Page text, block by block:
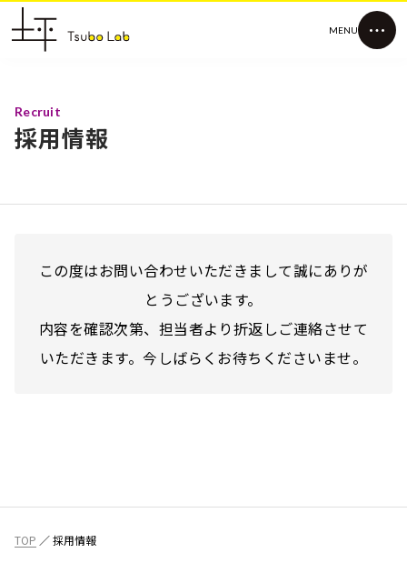
MENU
Recruit
採用情報
この度はお問い合わせいただきまして誠にありが
とうございます。
内容を確認次第、担当者より折返しご連絡させて
いただきます。今しばらくお待ちくださいませ。
TOP 採用情報